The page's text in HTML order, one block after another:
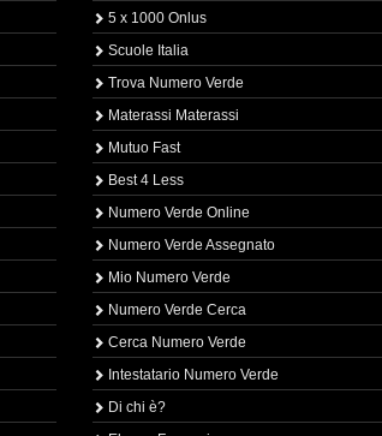
5 x 1000 Onlus
Scuole Italia
Trova Numero Verde
Materassi Materassi
Mutuo Fast
Best 4 Less
Numero Verde Online
Numero Verde Assegnato
Mio Numero Verde
Numero Verde Cerca
Cerca Numero Verde
Intestatario Numero Verde
Di chi è?